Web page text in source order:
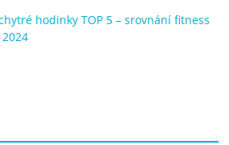
hodinky TOP 5 – srovnání fitness